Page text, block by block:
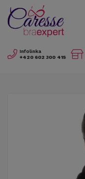
Infolinka
+420 602 300 415